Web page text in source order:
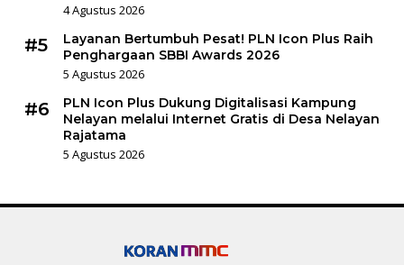
4 Agustus 2026
#5
Layanan Bertumbuh Pesat! PLN Icon Plus Raih
Penghargaan SBBI Awards 2026
5 Agustus 2026
#6
PLN Icon Plus Dukung Digitalisasi Kampung
Nelayan melalui Internet Gratis di Desa Nelayan
Rajatama
5 Agustus 2026